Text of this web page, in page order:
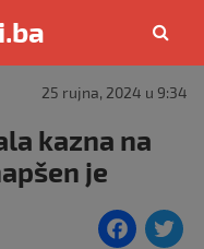
25 rujna, 2024 u 9:34
kazna na
je
F